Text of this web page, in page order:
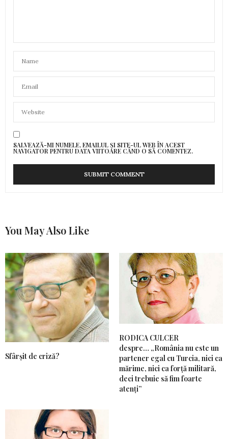
SALVEAZĂ-MI NUMELE, EMAILUL ȘI SITE-UL WEB ÎN ACEST
NAVIGATOR PENTRU DATA VIITOARE CÂND O SĂ COMENTEZ.
You May Also Like
Sfârșit de criză?
RODICA CULCER
despre… „România nu este un
partener egal cu Turcia, nici ca
mărime, nici ca forță militară,
deci trebuie să fim foarte
atenți”